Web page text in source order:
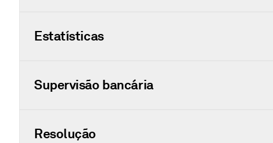
Estatísticas
Supervisão bancária
Resolução